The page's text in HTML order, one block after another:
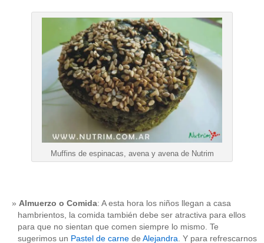
Muffins de espinacas, avena y avena de Nutrim
Almuerzo o Comida: A esta hora los niños llegan a casa
hambrientos, la comida también debe ser atractiva para ellos
para que no sientan que comen siempre lo mismo. Te
sugerimos un Pastel de carne de Alejandra . Y para refrescarnos